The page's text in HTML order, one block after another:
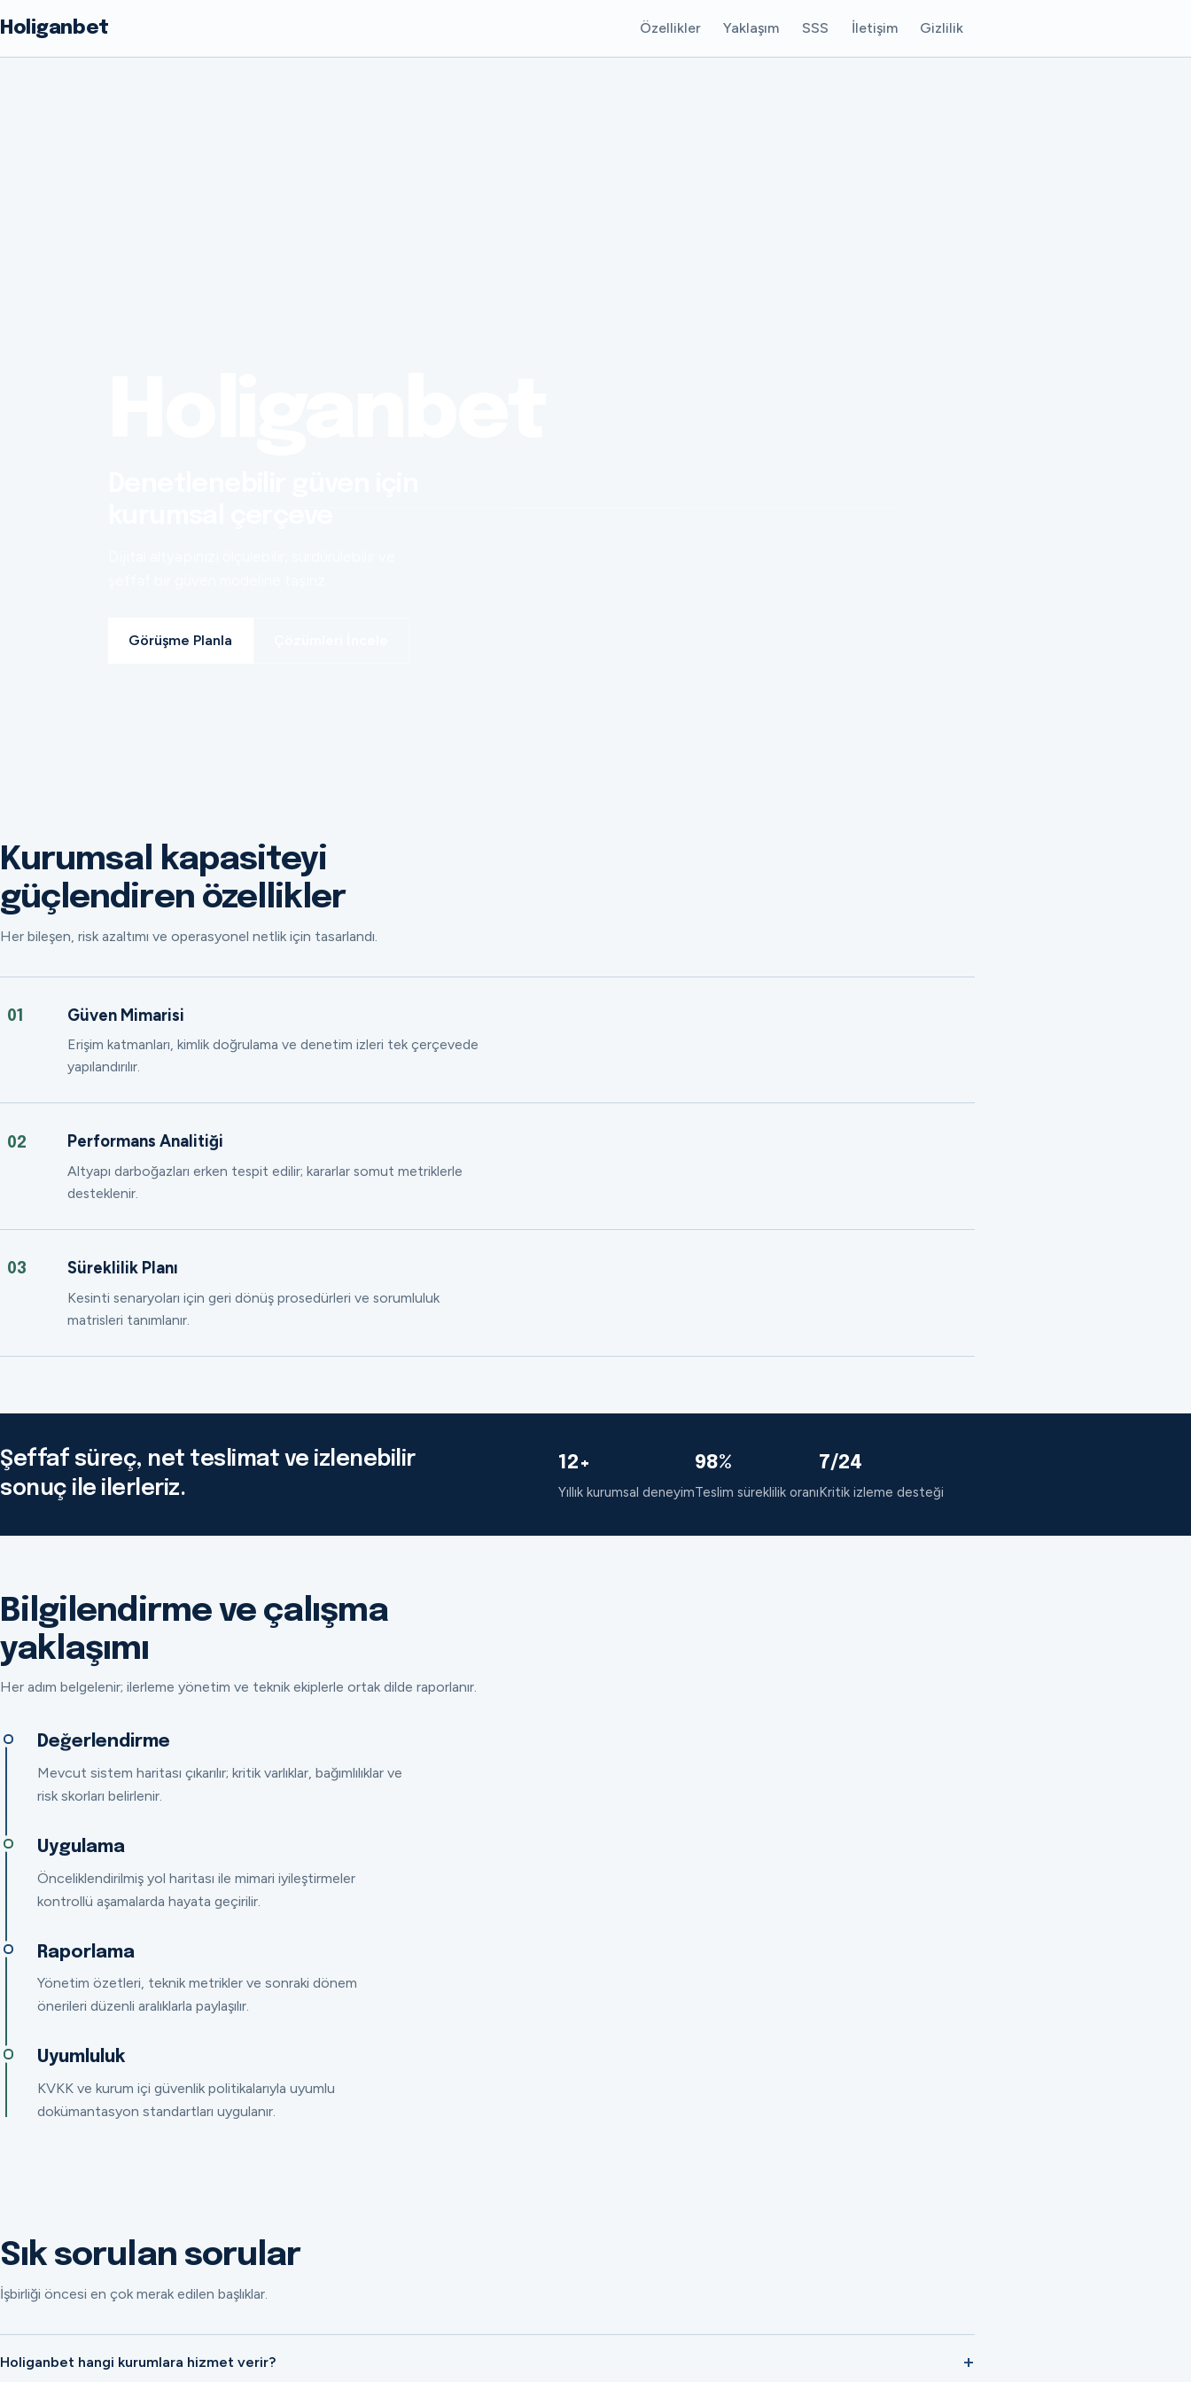
Holiganbet Özellikler Yaklaşım SSS İletişim Gizlilik
Görüşme Planla
Kurumsal kapasiteyi
güçlendiren özellikler
Her bileşen, risk azaltımı ve operasyonel netlik için tasarlandı.
01 Güven Mimarisi
Erişim katmanları, kimlik doğrulama ve denetim izleri tek çerçevede
yapılandırılır.
02 Performans Analitiği
Altyapı darboğazları erken tespit edilir; kararlar somut metriklerle
desteklenir.
03 Süreklilik Planı
Kesinti senaryoları için geri dönüş prosedürleri ve sorumluluk
matrisleri tanımlanır.
Şeffaf süreç, net teslimat ve izlenebilir
sonuç ile ilerleriz.
12+
Yıllık kurumsal deneyim
98%
Teslim süreklilik oranı
7/24
Kritik izleme desteği
Bilgilendirme ve çalışma
yaklaşımı
Her adım belgelenir; ilerleme yönetim ve teknik ekiplerle ortak dilde raporlanır.
Değerlendirme
Mevcut sistem haritası çıkarılır; kritik varlıklar, bağımlılıklar ve
risk skorları belirlenir.
Uygulama
Önceliklendirilmiş yol haritası ile mimari iyileştirmeler
kontrollü aşamalarda hayata geçirilir.
Raporlama
Yönetim özetleri, teknik metrikler ve sonraki dönem
önerileri düzenli aralıklarla paylaşılır.
Uyumluluk
KVKK ve kurum içi güvenlik politikalarıyla uyumlu
dokümantasyon standartları uygulanır.
Sık sorulan sorular
İşbirliği öncesi en çok merak edilen başlıklar.
Holiganbet hangi kurumlara hizmet verir?